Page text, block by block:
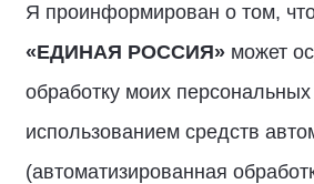
Я проинформирован о том,
«ЕДИНАЯ РОССИЯ» может
обработку моих
использованием средств
(автоматизированная